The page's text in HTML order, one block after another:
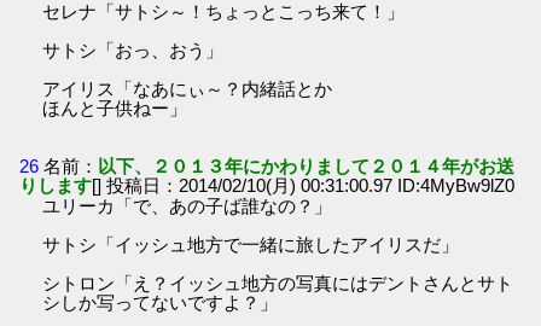
セレナ「サトシ～！ちょっとこっち来て！」
サトシ「おっ、おう」
アイリス「なあにぃ～？内緒話とか
ほんと子供ねー」
26 名前： 以下、２０１３年にかわりまして２０１４年がお送
りします[] 投稿日：2014/02/10(月) 00:31:00.97 ID:4MyBw9lZ0
ユリーカ「で、あの子ば誰なの？」
サトシ「イッシュ地方で一緒に旅したアイリスだ」
シトロン「え？イッシュ地方の写真にはデントさんとサト
シしか写ってないですよ？」